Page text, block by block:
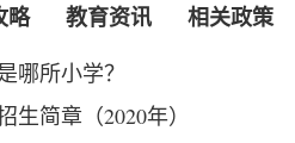
略 教育资讯 相关政策
哪所小学？
简章（2020年）